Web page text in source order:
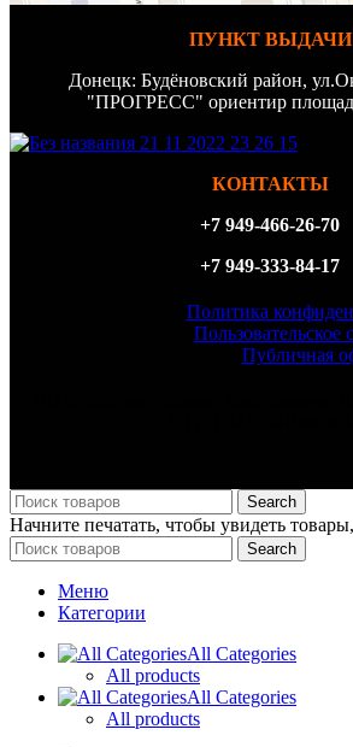
ПУНКТ ВЫДАЧИ
Донецк: Будёновский район,
"ПРОГРЕСС" ориентир
КОНТАКТЫ
+7 949-466-26-70
+7 949-333-84-17
Политика
Пользовательское
Публичная
Search
Начните печатать, чтобы увидеть
Search
Меню
Категории
All Categories
All products
All Categories
All products